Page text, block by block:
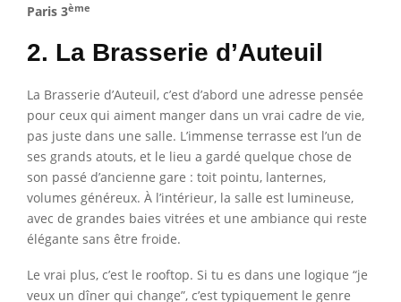
Paris 3ème
2. La Brasserie d’Auteuil
La Brasserie d’Auteuil, c’est d’abord une adresse pensée
pour ceux qui aiment manger dans un vrai cadre de vie,
pas juste dans une salle. L’immense terrasse est l’un de
ses grands atouts, et le lieu a gardé quelque chose de
son passé d’ancienne gare : toit pointu, lanternes,
volumes généreux. À l’intérieur, la salle est lumineuse,
avec de grandes baies vitrées et une ambiance qui reste
élégante sans être froide.
Le vrai plus, c’est le rooftop. Si tu es dans une logique “je
veux un dîner qui change”, c’est typiquement le genre